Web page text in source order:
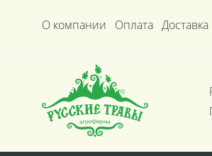
О компании Оплата Доставка